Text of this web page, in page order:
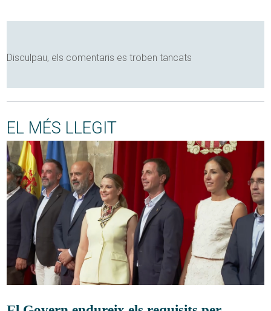
Disculpau, els comentaris es troben tancats
EL MÉS LLEGIT